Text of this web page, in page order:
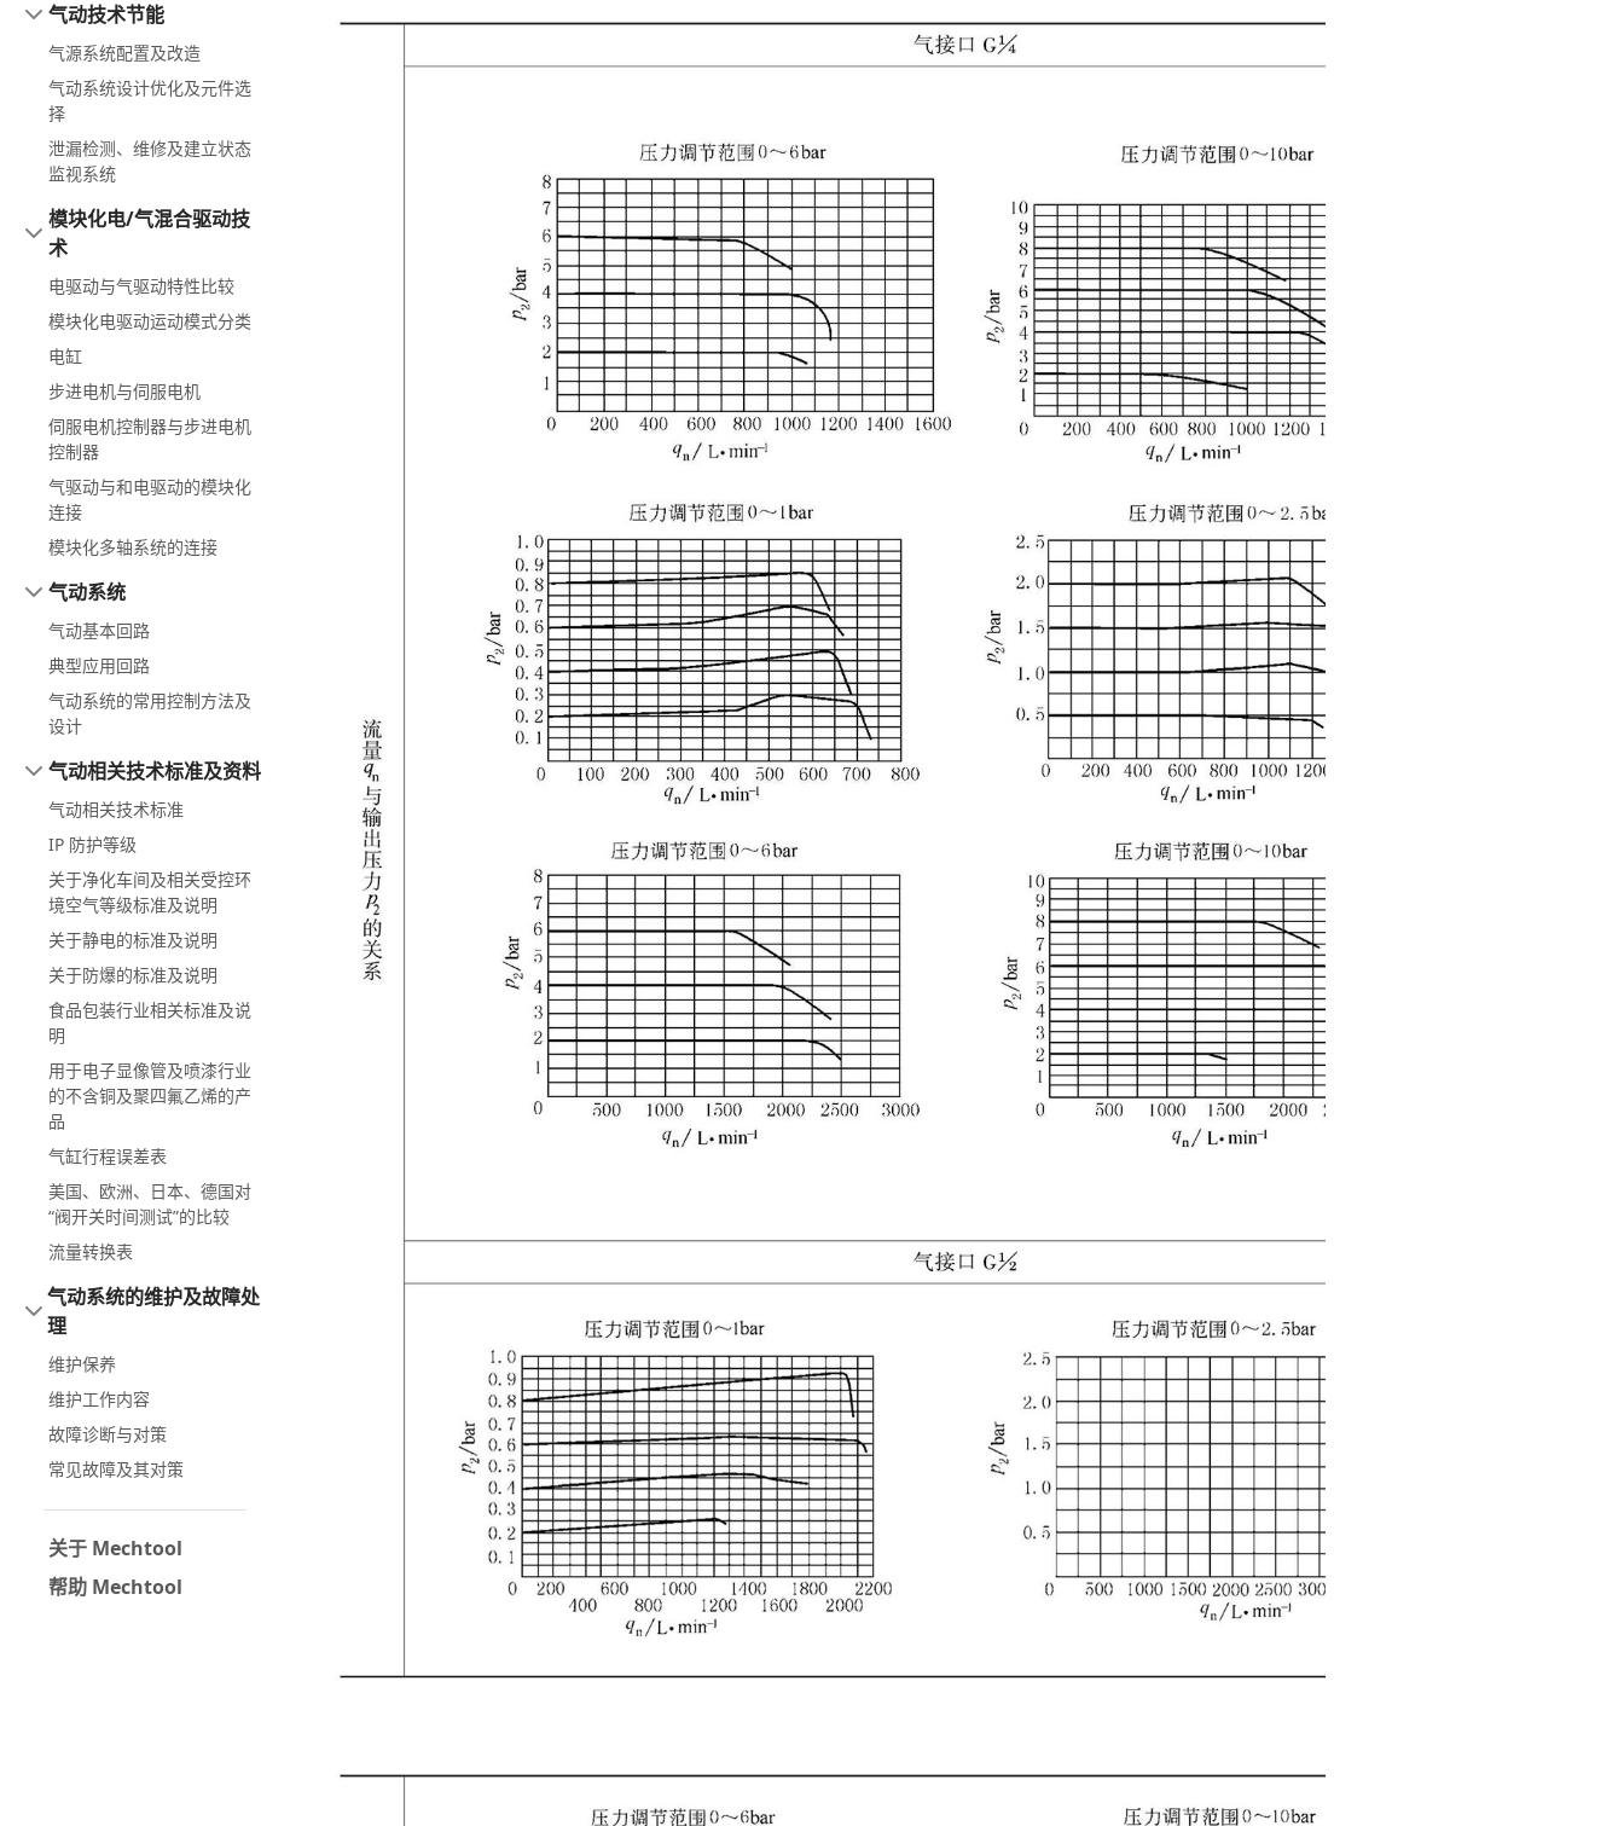
气动技术节能
气源系统配置及改造
气动系统设计优化及元件选
择
泄漏检测、维修及建立状态
监视系统
模块化电/气混合驱动技
术
电驱动与气驱动特性比较
模块化电驱动运动模式分类
电缸
步进电机与伺服电机
伺服电机控制器与步进电机
控制器
气驱动与和电驱动的模块化
连接
模块化多轴系统的连接
气动系统
气动基本回路
典型应用回路
气动系统的常用控制方法及
设计
气动相关技术标准及资料
气动相关技术标准
IP 防护等级
关于净化车间及相关受控环
境空气等级标准及说明
关于静电的标准及说明
关于防爆的标准及说明
食品包装行业相关标准及说
明
用于电子显像管及喷漆行业
的不含铜及聚四氟乙烯的产
品
气缸行程误差表
美国、欧洲、日本、德国对
“阀开关时间测试”的比较
流量转换表
气动系统的维护及故障处
理
维护保养
维护工作内容
故障诊断与对策
常见故障及其对策
关于 Mechtool
帮助 Mechtool